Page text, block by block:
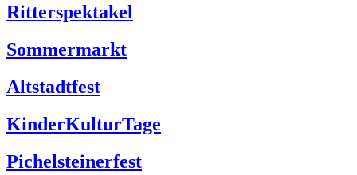
Ritterspektakel
Sommermarkt
Altstadtfest
KinderKulturTage
Pichelsteinerfest